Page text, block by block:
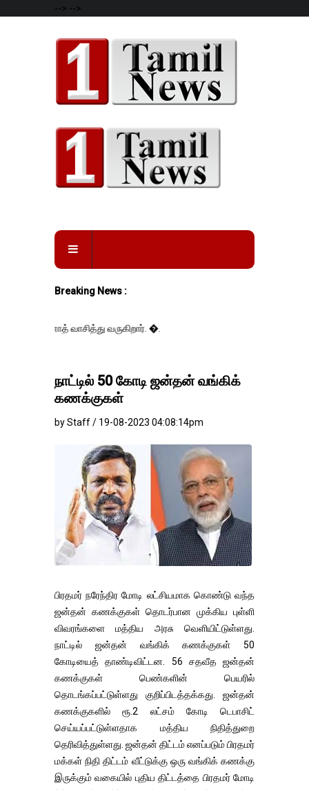
--> -->
Breaking News :
வாசித்து வருகிறார். �.
நாட்டில் 50 கோடி ஜன்தன் வங்கிக்
கணக்குகள்
by Staff / 19-08-2023 04:08:14pm
பிரதமர் நரேந்திர மோடி லட்சியமாக கொண்டு வந்த
ஜன்தன் கணக்குகள் தொடர்பான முக்கிய புள்ளி
விவரங்களை மத்திய அரசு வெளியிட்டுள்ளது.
நாட்டில் ஜன்தன் வங்கிக் கணக்குகள் 50
கோடியைத் தாண்டிவிட்டன. 56 சதவீத ஜன்தன்
கணக்குகள் பெண்களின் பெயரில்
தொடங்கப்பட்டுள்ளது குறிப்பிடத்தக்கது. ஜன்தன்
கணக்குகளில் ரூ.2 லட்சம் கோடி டெபாசிட்
செய்யப்பட்டுள்ளதாக மத்திய நிதித்துறை
தெரிவித்துள்ளது. ஜன்தன் திட்டம் எனப்படும் பிரதமர்
மக்கள் நிதி திட்டம் வீட்டுக்கு ஒரு வங்கிக் கணக்கு
இருக்கும் வகையில் புதிய திட்டத்தை பிரதமர் மோடி